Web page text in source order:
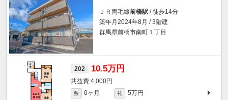
ＪＲ両毛線前橋駅 / 徒歩14分
築年月2024年8月 / 3階建
群馬県前橋市南町１丁目
202 10.5万円
4,000円
敷 0ヶ月 礼
5万円